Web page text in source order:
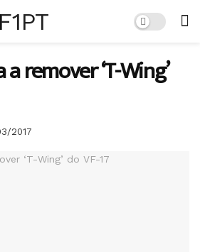
remover ‘T-Wing’
2017